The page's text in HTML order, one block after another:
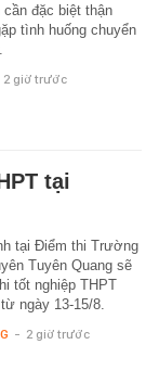
đặc biệt thận
tình huống chuyển
2 giờ trước
tại
tại Điểm thi Trường
Tuyên Quang sẽ
tốt nghiệp THPT
ngày 13-15/8.
- 2 giờ trước